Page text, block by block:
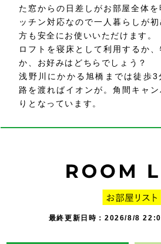
た窓からの日差しがお部屋全体
ッチン対応なので一人暮らしが
方も安全にお使いいただけます。
ロフトを寝床として利用するか
か、お好みはどちらでしょう？
浅野川にかかる旭橋までは徒歩3
路を渡ればイオンが。角間キャ
りとなっています。
最終更新日時：2026/8/8